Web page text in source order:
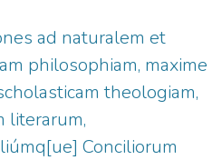
1589
ad naturalem et
philosophiam, maxime
theologiam,
literarum,
Conciliorum